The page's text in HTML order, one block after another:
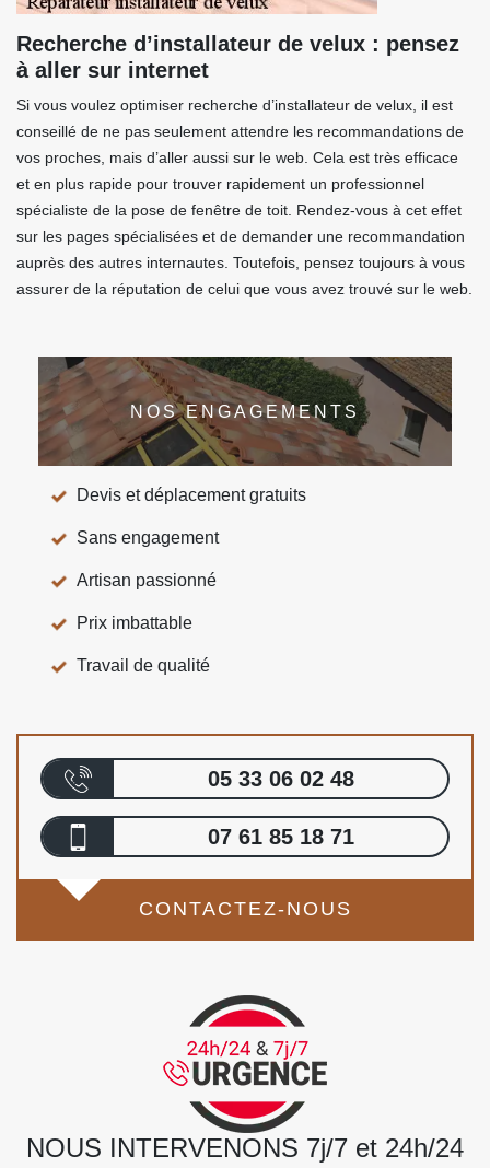
Recherche d’installateur de velux : pensez
à aller sur internet
Si vous voulez optimiser recherche d’installateur de velux, il est
conseillé de ne pas seulement attendre les recommandations de
vos proches, mais d’aller aussi sur le web. Cela est très efficace
et en plus rapide pour trouver rapidement un professionnel
spécialiste de la pose de fenêtre de toit. Rendez-vous à cet effet
sur les pages spécialisées et de demander une recommandation
auprès des autres internautes. Toutefois, pensez toujours à vous
assurer de la réputation de celui que vous avez trouvé sur le web.
NOS ENGAGEMENTS
Devis et déplacement gratuits
Sans engagement
Artisan passionné
Prix imbattable
Travail de qualité
05 33 06 02 48
07 61 85 18 71
CONTACTEZ-NOUS
NOUS INTERVENONS 7j/7 et 24h/24